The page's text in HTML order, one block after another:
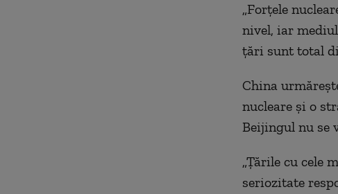
„Forţele
nivel, iar
ţări sunt total
China
nucleare şi o
Beijingul nu se
„Ţările cu cele
seriozitate